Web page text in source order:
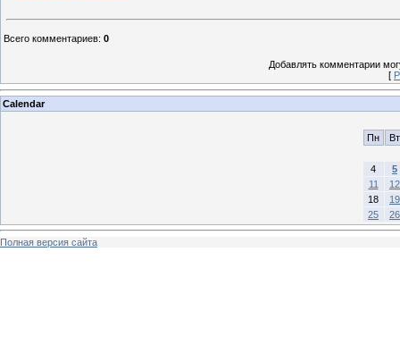
Всего комментариев: 0
Добавлять комментарии
[
Calendar
Пн Вт
4
5
11
12
18
19
25
26
Полная версия сайта